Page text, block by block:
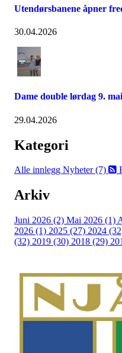
Utendørsbanene åpner
30.04.2026
Dame double lørdag 9.
29.04.2026
Kategori
Alle innlegg Nyheter (7)
Arkiv
Juni 2026 (2) Mai 2026 (1)
2026 (1) 2025 (27) 2024
(32) 2019 (30) 2018 (29)